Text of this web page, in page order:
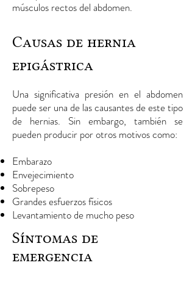
músculos rectos del abdomen.
Causas de hernia
epigástrica
Una significativa presión en el abdomen
puede ser una de las causantes de este tipo
de hernias. Sin embargo, también se
pueden producir por otros motivos como:
Embarazo
Envejecimiento
Sobrepeso
Grandes esfuerzos físicos
Levantamiento de mucho peso
Síntomas de
emergencia